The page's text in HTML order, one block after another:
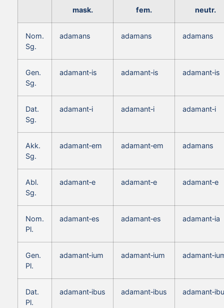
mask. fem. neutr.
Nom.
Sg.
adamans adamans adamans
Gen.
Sg.
adamant‑is adamant‑is adamant‑is
Dat.
Sg.
adamant‑i adamant‑i adamant‑i
Akk.
Sg.
adamant‑em adamant‑em adamans
Abl.
Sg.
adamant‑e adamant‑e adamant‑e
Nom.
Pl.
adamant‑es adamant‑es adamant‑ia
Gen.
Pl.
adamant‑ium adamant‑ium
Dat.
Pl.
adamant‑ibus adamant‑ibus